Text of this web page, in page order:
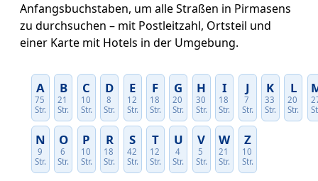
Anfangsbuchstaben, um alle Straßen in Pirmasens
zu durchsuchen – mit Postleitzahl, Ortsteil und
einer Karte mit Hotels in der Umgebung.
A
75
Str.
B
21
Str.
C
10
Str.
D
8
Str.
E
12
Str.
F
18
Str.
G
20
Str.
H
30
Str.
I
18
Str.
J
7
Str.
K
33
Str.
L
20
Str.
N
9
Str.
O
6
Str.
P
10
Str.
R
18
Str.
S
42
Str.
T
12
Str.
U
4
Str.
V
5
Str.
W
21
Str.
Z
10
Str.